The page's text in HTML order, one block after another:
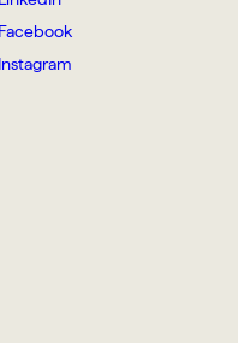
Facebook
Instagram